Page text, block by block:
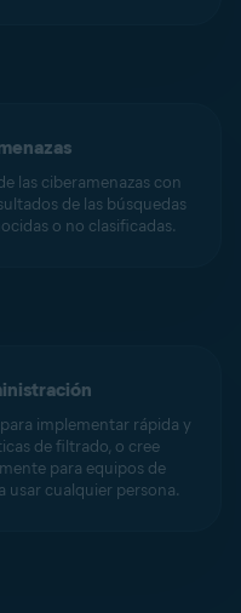
las ciberamenazas con
de las búsquedas
o no clasificadas.
implementar rápida y
de filtrado, o cree
para equipos de
usar cualquier persona.